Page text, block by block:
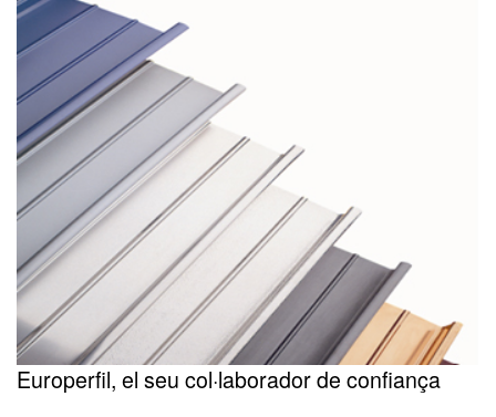
Europerfil, el seu col·laborador de confiança